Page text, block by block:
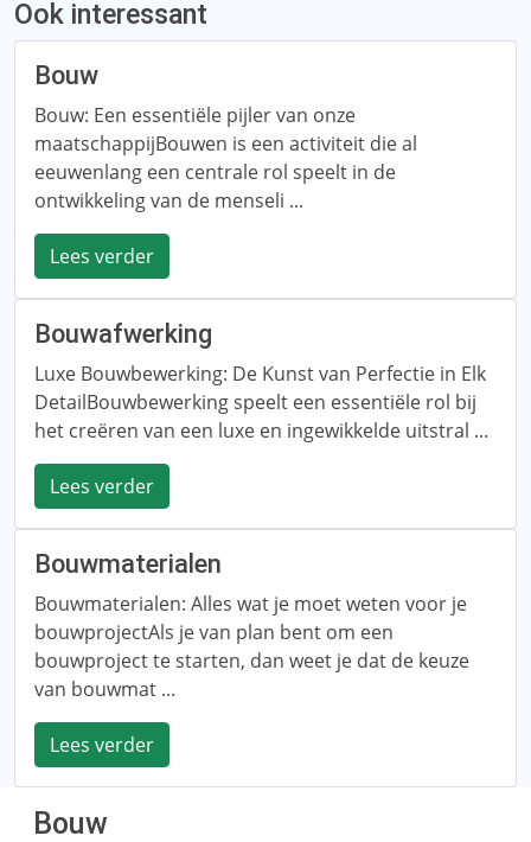
Ook interessant
Bouw
Bouw: Een essentiële pijler van onze
maatschappijBouwen is een activiteit die al
eeuwenlang een centrale rol speelt in de
ontwikkeling van de menseli ...
Lees verder
Bouwafwerking
Luxe Bouwbewerking: De Kunst van Perfectie in Elk
DetailBouwbewerking speelt een essentiële rol bij
het creëren van een luxe en ingewikkelde uitstral ...
Lees verder
Bouwmaterialen
Bouwmaterialen: Alles wat je moet weten voor je
bouwprojectAls je van plan bent om een ​​
bouwproject te starten, dan weet je dat de keuze
van bouwmat ...
Lees verder
Bouw